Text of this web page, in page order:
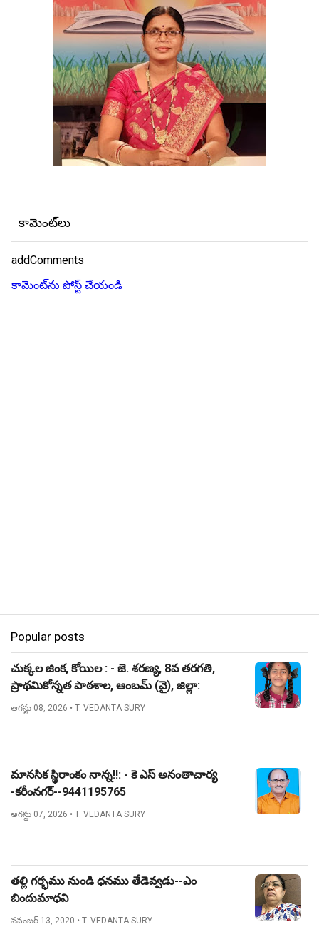
కామెంట్‌లు
addComments
కామెంట్‌ను పోస్ట్ చేయండి
Popular posts
చుక్కల జింక, కోయిల : - జె. శరణ్య, 8వ తరగతి,
ప్రాథమికోన్నత పాఠశాల, ఆంబమ్ (వై), జిల్లా:
నిజామాబాద్.
ఆగస్టు 08, 2026 • T. VEDANTA SURY
మానసిక స్థిరాంకం నాన్న!!: - కె ఎస్ అనంతాచార్య
-కరీంనగర్--9441195765
ఆగస్టు 07, 2026 • T. VEDANTA SURY
తల్లి గర్భము నుండి ధనము తేడెవ్వడు--ఎం
బిందుమాధవి
నవంబర్ 13, 2020 • T. VEDANTA SURY